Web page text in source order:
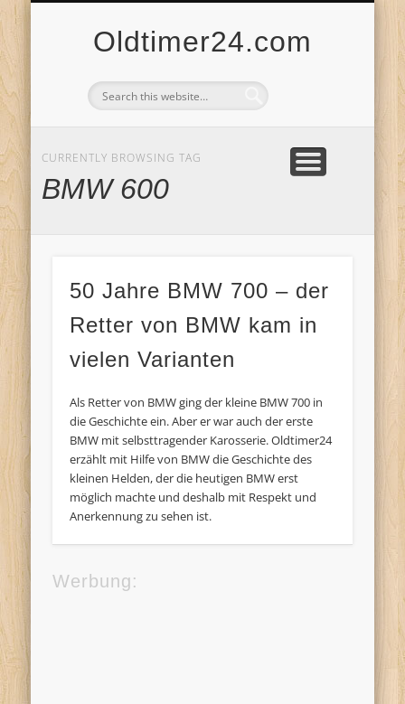
Oldtimer24.com
CURRENTLY BROWSING TAG
BMW 600
50 Jahre BMW 700 – der
Retter von BMW kam in
vielen Varianten
Als Retter von BMW ging der kleine BMW 700 in
die Geschichte ein. Aber er war auch der erste
BMW mit selbsttragender Karosserie. Oldtimer24
erzählt mit Hilfe von BMW die Geschichte des
kleinen Helden, der die heutigen BMW erst
möglich machte und deshalb mit Respekt und
Anerkennung zu sehen ist.
Werbung: